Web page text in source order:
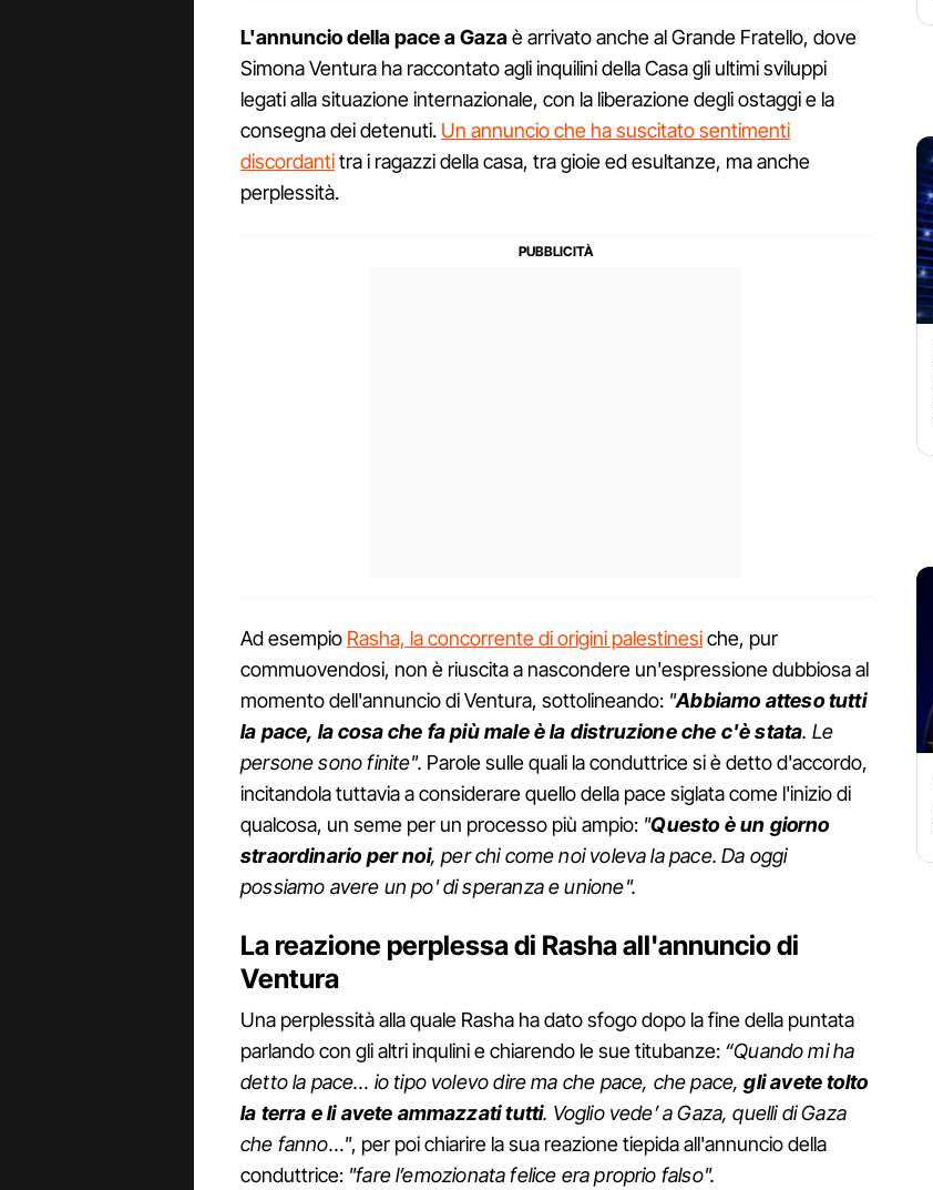
L'annuncio della pace a Gazaè arrivato anche al Grande Fratello, dove
Simona Ventura ha raccontato agli inquilini della Casa gli ultimi sviluppi
legati alla situazione internazionale, con la liberazione degli ostaggi e la
consegna dei detenuti. Un annuncio che ha suscitato sentimenti
discordantitra i ragazzi della casa, tra gioie ed esultanze, ma anche
perplessità.
Ad esempio Rasha, la concorrente di origini palestinesiche, pur
commuovendosi, non è riuscita a nascondere un'espressione dubbiosa al
momento dell'annuncio di Ventura, sottolineando: "Abbiamo atteso tutti
la pace, la cosa che fa più male è la distruzione che c'è stata. Le
persone sono finite". Parole sulle quali la conduttrice si è detto d'accordo,
incitandola tuttavia a considerare quello della pace siglata come l'inizio di
qualcosa, un seme per un processo più ampio: "Questo è un giorno
straordinario per noi, per chi come noi voleva la pace. Da oggi
possiamo avere un po' di speranza e unione".
La reazione perplessa di Rasha all'annuncio di
Ventura
Una perplessità alla quale Rasha ha dato sfogo dopo la fine della puntata
parlando con gli altri inqulini e chiarendo le sue titubanze: “Quando mi ha
detto la pace… io tipo volevo dire ma che pace, che pace,gli avete tolto
la terra e li avete ammazzati tutti. Voglio vede’ a Gaza, quelli di Gaza
che fanno…", per poi chiarire la sua reazione tiepida all'annuncio della
conduttrice: "fare l’emozionata felice era proprio falso".